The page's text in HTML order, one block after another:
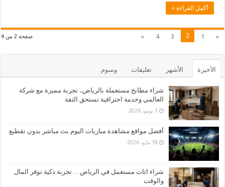
أكمل القراءة »
صفحة 2 من 4 «
1
2
3
4
»
الأخيرة الأشهر تعليقات وسوم
شراء مطابخ مستعملة بالرياض.. تجربة مميزة مع شركة
العالمي وخدمة احترافية تستحق الثقة
1 يونيو، 2026
أفضل مواقع مشاهدة مباريات اليوم بث مباشر بدون تقطيع
18 مايو، 2026
شراء اثاث مستعمل في الرياض… تجربة ذكية توفر المال
والوقت